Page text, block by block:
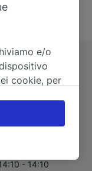
Lyon St-
- 14:10
e/o
cookie, per
facendo
di
legittimo o
scelte